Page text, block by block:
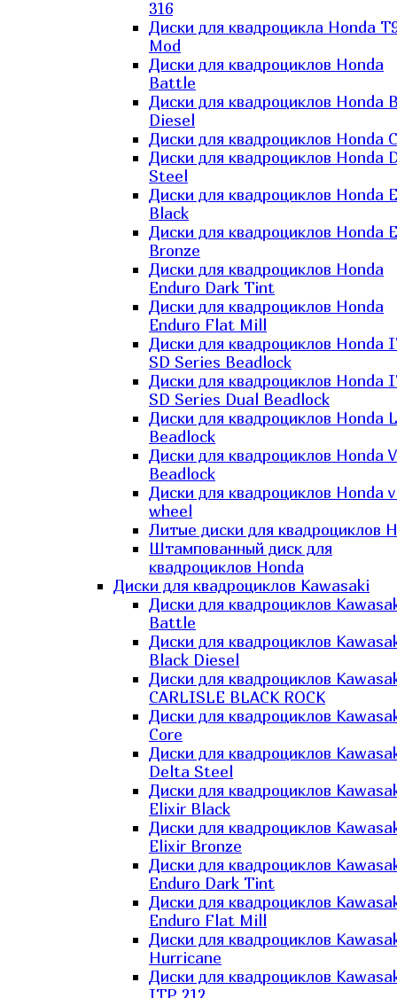
316
Диски для квадроцикла Honda
Mod
Диски для квадроциклов Honda
Battle
Диски для квадроциклов Honda
Diesel
Диски для квадроциклов Honda
Диски для квадроциклов Honda
Steel
Диски для квадроциклов Honda
Black
Диски для квадроциклов Honda
Bronze
Диски для квадроциклов Honda
Enduro Dark Tint
Диски для квадроциклов Honda
Enduro Flat Mill
Диски для квадроциклов Honda
SD Series Beadlock
Диски для квадроциклов Honda
SD Series Dual Beadlock
Диски для квадроциклов Honda
Beadlock
Диски для квадроциклов Honda
Beadlock
Диски для квадроциклов Honda
wheel
Литые диски для квадроциклов
Штампованный диск для
квадроциклов Honda
Диски для квадроциклов Kawasaki
Диски для квадроциклов
Battle
Диски для квадроциклов
Black Diesel
Диски для квадроциклов
CARLISLE BLACK ROCK
Диски для квадроциклов
Core
Диски для квадроциклов
Delta Steel
Диски для квадроциклов
Elixir Black
Диски для квадроциклов
Elixir Bronze
Диски для квадроциклов
Enduro Dark Tint
Диски для квадроциклов
Enduro Flat Mill
Диски для квадроциклов
Hurricane
Диски для квадроциклов